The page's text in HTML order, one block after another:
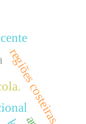
regiões costeiras